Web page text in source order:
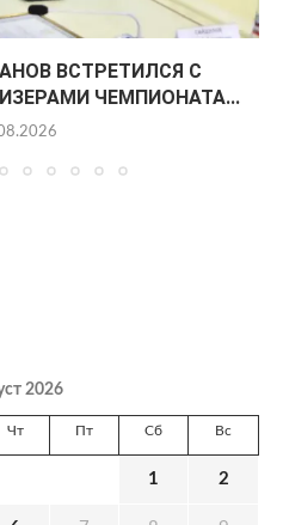
ВСТРЕТИЛСЯ С
ЧЕМПИОНАТА...
2026
Чт Пт Сб Вс
1 2